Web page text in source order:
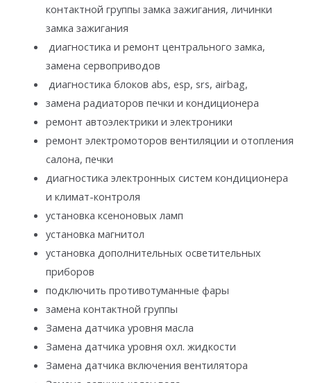
контактной группы замка зажигания, личинки
замка зажигания
диагностика и ремонт центрального замка,
замена сервоприводов
диагностика блоков abs, esp, srs, airbag,
замена радиаторов печки и кондиционера
ремонт автоэлектрики и электроники
ремонт электромоторов вентиляции и отопления
салона, печки
диагностика электронных систем кондиционера
и климат-контроля
установка ксеноновых ламп
установка магнитол
установка дополнительных осветительных
приборов
подключить противотуманные фары
замена контактной группы
Замена датчика уровня масла
Замена датчика уровня охл. жидкости
Замена датчика включения вентилятора